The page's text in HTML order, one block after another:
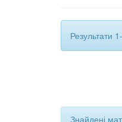
Результати
Знайдені